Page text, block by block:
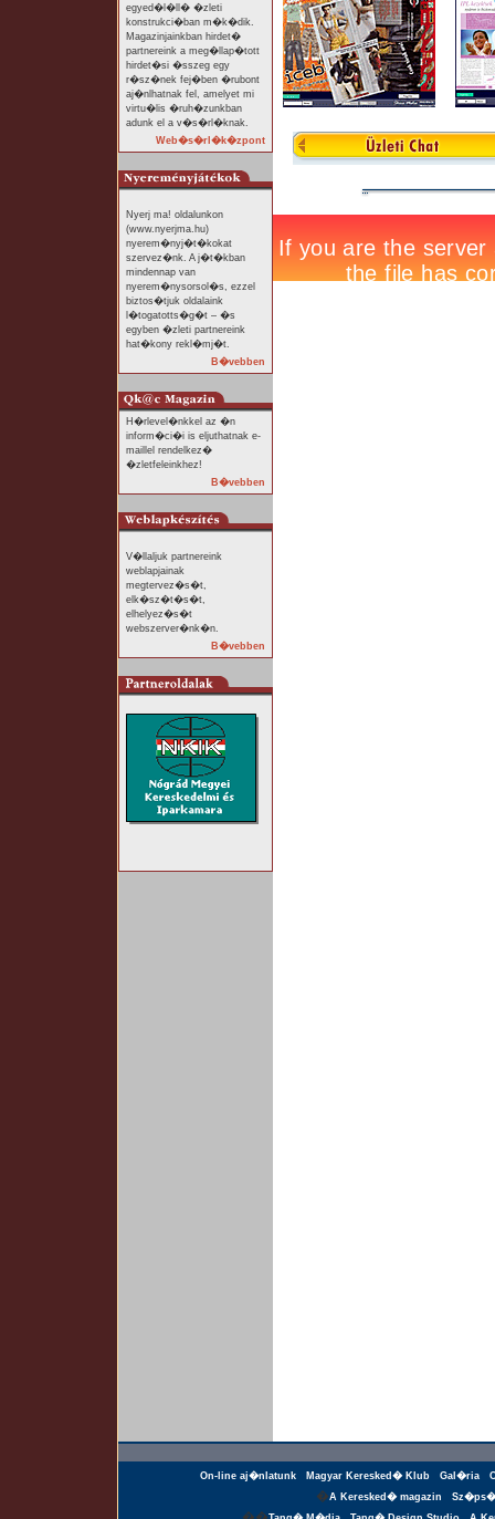
egyed�l�ll� �zleti
konstrukci�ban m�k�dik.
Magazinjainkban hirdet�
partnereink a meg�llap�tott
hirdet�si �sszeg egy
r�sz�nek fej�ben �rubont
aj�nlhatnak fel, amelyet mi
virtu�lis �ruh�zunkban
adunk el a v�s�rl�knak.
Web�s�rl�k�zpont
Nyerj ma! oldalunkon
(www.nyerjma.hu)
nyerem�nyj�t�kokat
szervez�nk. A j�t�kban
mindennap van
nyerem�nysorsol�s, ezzel
biztos�tjuk oldalaink
l�togatotts�g�t – �s
egyben �zleti partnereink
hat�kony rekl�mj�t.
B�vebben
H�rlevel�nkkel az �n
inform�ci�i is eljuthatnak e-
maillel rendelkez�
�zletfeleinkhez!
B�vebben
V�llaljuk partnereink
weblapjainak
megtervez�s�t,
elk�sz�t�s�t,
elhelyez�s�t
webszerver�nk�n.
B�vebben
On-line aj�nlatunk Magyar Keresked� Klub Gal�ria
�A Keresked� magazin